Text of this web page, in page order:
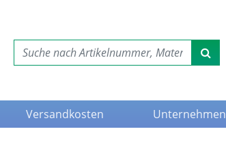
Versandkosten Unternehmen